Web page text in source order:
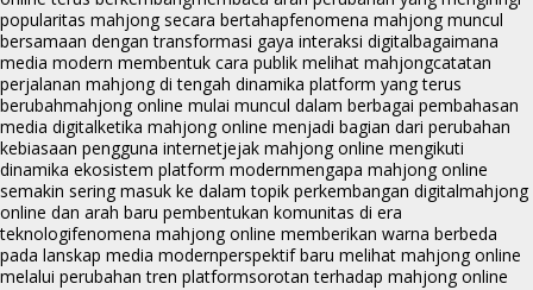
popularitas mahjong secara bertahapfenomena mahjong muncul
bersamaan dengan transformasi gaya interaksi digitalbagaimana
media modern membentuk cara publik melihat mahjongcatatan
perjalanan mahjong di tengah dinamika platform yang terus
berubahmahjong online mulai muncul dalam berbagai pembahasan
media digitalketika mahjong online menjadi bagian dari perubahan
kebiasaan pengguna internetjejak mahjong online mengikuti
dinamika ekosistem platform modernmengapa mahjong online
semakin sering masuk ke dalam topik perkembangan digitalmahjong
online dan arah baru pembentukan komunitas di era
teknologifenomena mahjong online memberikan warna berbeda
pada lanskap media modernperspektif baru melihat mahjong online
melalui perubahan tren platformsorotan terhadap mahjong online